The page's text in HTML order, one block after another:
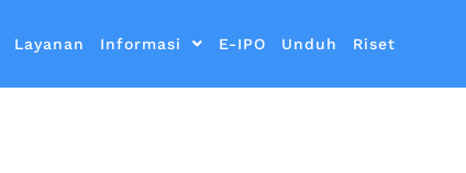
Layanan Informasi E-IPO Unduh Riset